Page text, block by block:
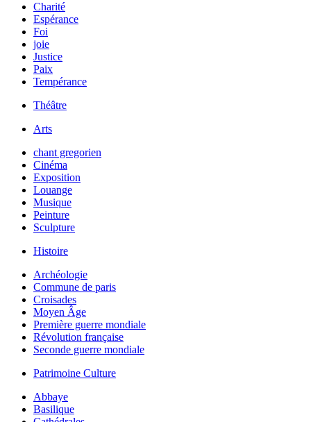
Charité
Espérance
Foi
joie
Justice
Paix
Tempérance
Théâtre
Arts
chant gregorien
Cinéma
Exposition
Louange
Musique
Peinture
Sculpture
Histoire
Archéologie
Commune de paris
Croisades
Moyen Âge
Première guerre mondiale
Révolution française
Seconde guerre mondiale
Patrimoine Culture
Abbaye
Basilique